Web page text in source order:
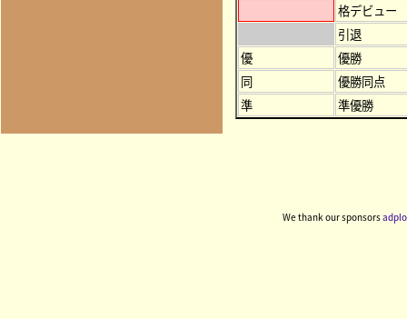
格デビュー
引退
優
優勝
同
優勝同点
準
準優勝
We thank our sponsors